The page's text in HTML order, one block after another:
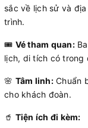
sắc về lịch sử và
trình.
🎟️ Vé tham quan:
lịch, di tích có trong
🌸 Tâm linh:Chuẩn
cho khách đoàn.
🥤 Tiện ích đi kèm: